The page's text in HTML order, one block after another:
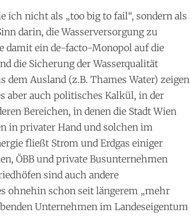
ich nicht als „too big to fail“, sondern als
darin, die Wasserversorgung zu
ein de-facto-Monopol auf die
die Sicherung der Wasserqualität
dem Ausland (z.B. Thames Water) zeigen
aber auch politisches Kalkül, in der
Bereichen, in denen die Stadt Wien
in privater Hand und solchen im
fließt Strom und Erdgas einiger
ÖBB und private Busunternehmen
sind auch andere
ohnehin schon seit längerem „mehr
Unternehmen im Landeseigentum